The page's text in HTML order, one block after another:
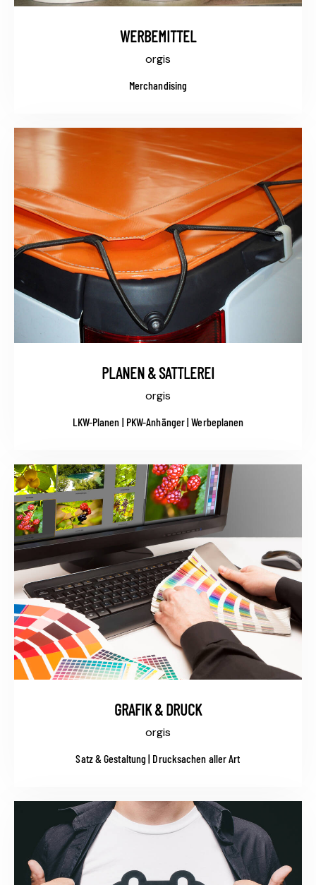
WERBEMITTEL
orgis
Merchandising
PLANEN & SATTLEREI
orgis
LKW-Planen | PKW-Anhänger | Werbeplanen
GRAFIK & DRUCK
orgis
Satz & Gestaltung | Drucksachen aller Art